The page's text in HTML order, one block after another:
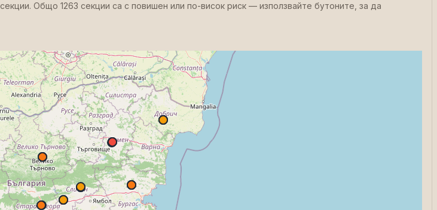
Общо 1263 секции са с повишен или по-висок риск — използвайте бутоните, за да